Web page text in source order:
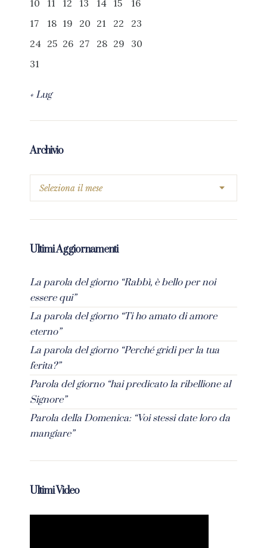
10
11 12 13 14 15
16
17
18 19 20 21 22
23
24 25 26 27 28 29
30
31
« Lug
Archivio
Ultimi Aggiornamenti
La parola del giorno “Rabbì, è bello per noi
essere qui”
La parola del giorno “Ti ho amato di amore
eterno”
La parola del giorno “Perché gridi per la tua
ferita?”
Parola del giorno “hai predicato la ribellione al
Signore”
Parola della Domenica: “Voi stessi date loro da
mangiare”
Ultimi Video